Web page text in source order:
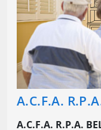
A.C.F.A.
A.C.F.A. R.P.A.